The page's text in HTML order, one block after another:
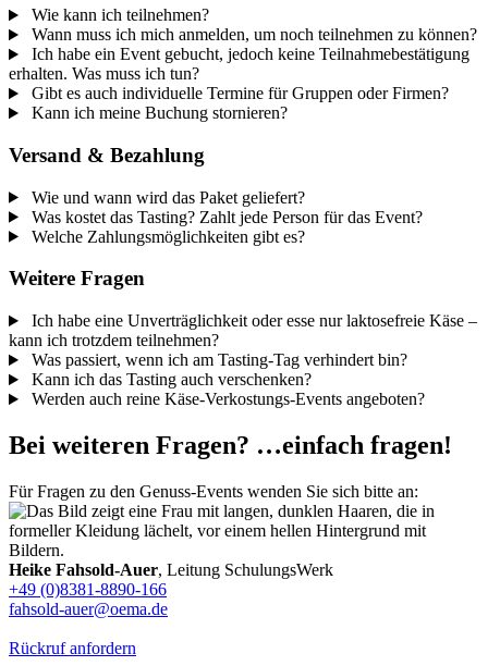
Wie kann ich teilnehmen?
Wann muss ich mich anmelden, um noch teilnehmen zu können?
Ich habe ein Event gebucht, jedoch keine Teilnahmebestätigung
erhalten. Was muss ich tun?
Gibt es auch individuelle Termine für Gruppen oder Firmen?
Kann ich meine Buchung stornieren?
Versand & Bezahlung
Wie und wann wird das Paket geliefert?
Was kostet das Tasting? Zahlt jede Person für das Event?
Welche Zahlungsmöglichkeiten gibt es?
Weitere Fragen
Ich habe eine Unverträglichkeit oder esse nur laktosefreie Käse –
kann ich trotzdem teilnehmen?
Was passiert, wenn ich am Tasting-Tag verhindert bin?
Kann ich das Tasting auch verschenken?
Werden auch reine Käse-Verkostungs-Events angeboten?
Bei weiteren Fragen? …einfach fragen!
Für Fragen zu den Genuss-Events wenden Sie sich bitte an:
Heike Fahsold-Auer, Leitung SchulungsWerk
+49 (0)8381-8890-166
fahsold-auer@oema.de
Rückruf anfordern